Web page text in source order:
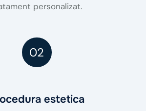
personalizat.
02
estetica